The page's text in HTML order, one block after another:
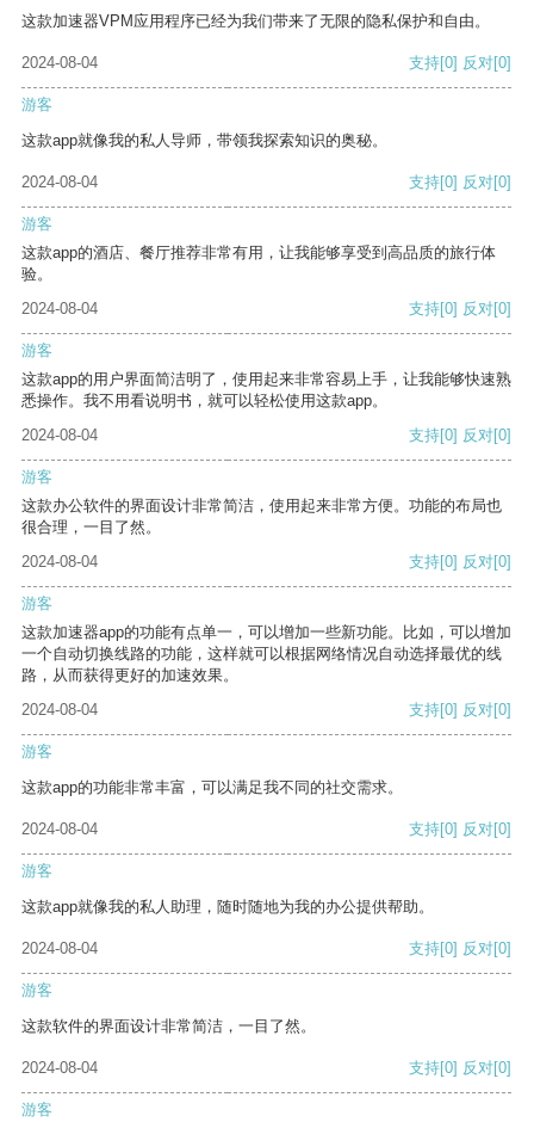
这款加速器VPM应用程序已经为我们带来了无限的隐私保护和自由。
2024-08-04 支持[0] 反对[0]
游客
这款app就像我的私人导师，带领我探索知识的奥秘。
2024-08-04 支持[0] 反对[0]
游客
这款app的酒店、餐厅推荐非常有用，让我能够享受到高品质的旅行体
验。
2024-08-04
支持[0] 反对[0]
游客
这款app的用户界面简洁明了，使用起来非常容易上手，让我能够快速熟
悉操作。我不用看说明书，就可以轻松使用这款app。
2024-08-04
支持[0] 反对[0]
游客
这款办公软件的界面设计非常简洁，使用起来非常方便。功能的布局也
很合理，一目了然。
2024-08-04
支持[0] 反对[0]
游客
这款加速器app的功能有点单一，可以增加一些新功能。比如，可以增加
一个自动切换线路的功能，这样就可以根据网络情况自动选择最优的线
路，从而获得更好的加速效果。
2024-08-04
支持[0] 反对[0]
游客
这款app的功能非常丰富，可以满足我不同的社交需求。
2024-08-04 支持[0] 反对[0]
游客
这款app就像我的私人助理，随时随地为我的办公提供帮助。
2024-08-04 支持[0] 反对[0]
游客
这款软件的界面设计非常简洁，一目了然。
2024-08-04 支持[0] 反对[0]
游客